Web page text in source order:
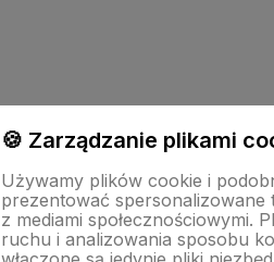
Pomoc
Blog
Polityka
🍪 Zarządzanie plikami
Używamy plików cookie i
prezentować
z mediami społecznościowymi.
ruchu i analizowania sposobu